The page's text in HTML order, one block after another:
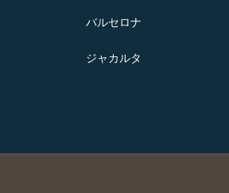
バルセロナ
ジャカルタ